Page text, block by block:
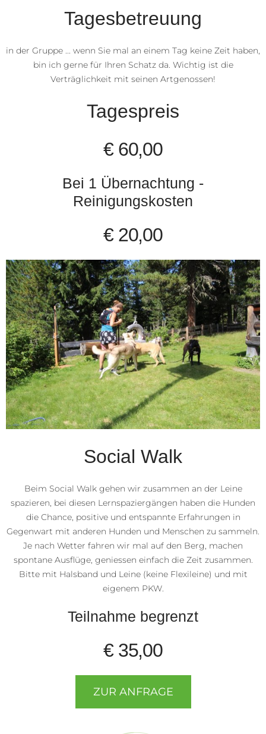
Tagesbetreuung
in der Gruppe ... wenn Sie mal an einem Tag keine Zeit haben,
bin ich gerne für Ihren Schatz da. Wichtig ist die
Verträglichkeit mit seinen Artgenossen!​
Tagespreis
€ 60,00
Bei 1 Übernachtung -
Reinigungskosten
€ 20,00
Social Walk
Beim Social Walk gehen wir zusammen an der Leine
spazieren, bei diesen Lernspaziergängen haben die Hunden
die Chance, positive und entspannte Erfahrungen in
Gegenwart mit anderen Hunden und Menschen zu sammeln.
Je nach Wetter fahren wir mal auf den Berg, machen
spontane Ausflüge, geniessen einfach die Zeit zusammen.
Bitte mit Halsband und Leine (keine Flexileine) und mit
eigenem PKW.
Teilnahme begrenzt
€ 35,00
ZUR ANFRAGE